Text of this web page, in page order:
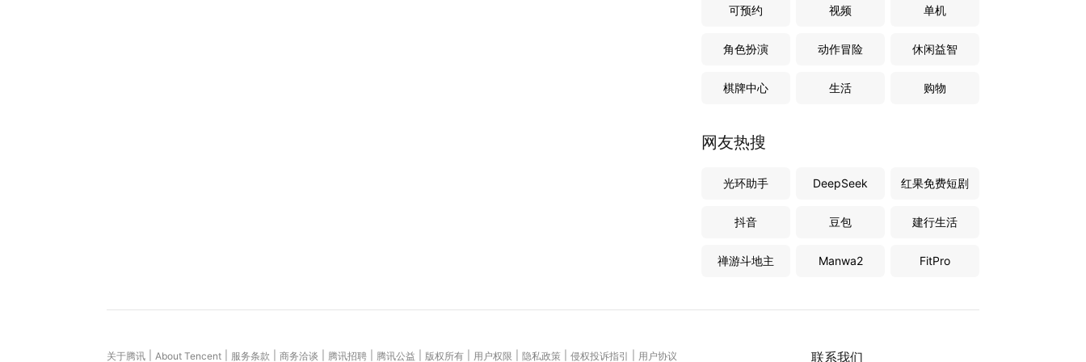
可预约 视频 单机
角色扮演 动作冒险 休闲益智
棋牌中心 生活 购物
网友热搜
光环助手 DeepSeek 红果免费短剧
抖音 豆包 建行生活
禅游斗地主 Manwa2 FitPro
联系我们
关于腾讯 About Tencent 服务条款 商务洽谈 腾讯招聘 腾讯公益 版权所有 用户权限 隐私政策 侵权投诉指引 用户协议